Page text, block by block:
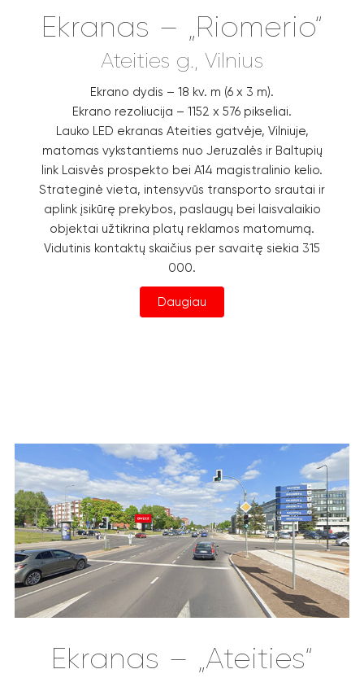
Ekranas – „Riomerio“
Ateities g., Vilnius
Ekrano dydis – 18 kv. m (6 x 3 m).
Ekrano rezoliucija – 1152 x 576 pikseliai.
Lauko LED ekranas Ateities gatvėje, Vilniuje,
matomas vykstantiems nuo Jeruzalės ir Baltupių
link Laisvės prospekto bei A14 magistralinio kelio.
Strateginė vieta, intensyvūs transporto srautai ir
aplink įsikūrę prekybos, paslaugų bei laisvalaikio
objektai užtikrina platų reklamos matomumą.
Vidutinis kontaktų skaičius per savaitę siekia 315
000.
Daugiau
Ekranas – „Ateities“